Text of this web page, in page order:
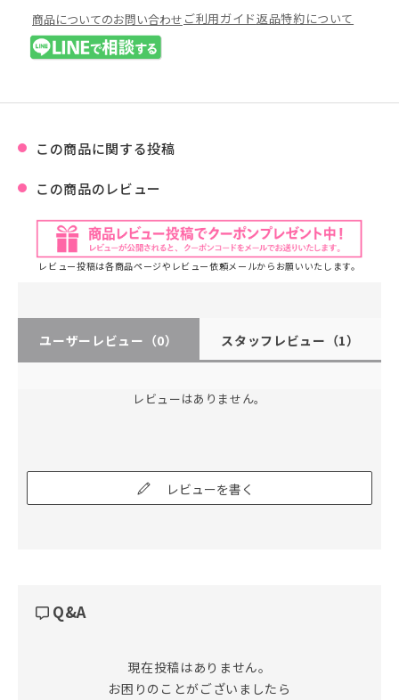
商品についてのお問い合わせ ご利用ガイド返品特約について
この商品に関する投稿
この商品のレビュー
レビュー投稿は各商品ページやレビュー依頼メールからお願いいたします。
ユーザーレビュー （0） スタッフレビュー （1）
レビューはありません。
レビューを書く
Q&A
現在投稿はありません。
お困りのことがございましたら